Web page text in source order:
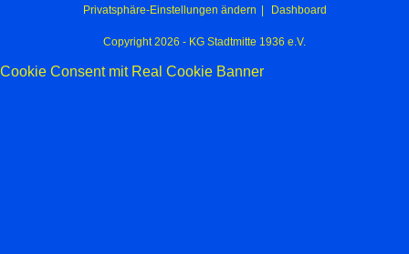
Privatsphäre-Einstellungen ändern
Dashboard
Copyright 2026 - KG Stadtmitte 1936 e.V.
Cookie Consent mit Real Cookie Banner